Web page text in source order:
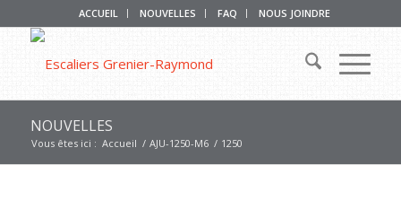
ACCUEIL NOUVELLES FAQ NOUS JOINDRE
NOUVELLES
Vous êtes ici : Accueil / AJU-1250-M6 / 1250